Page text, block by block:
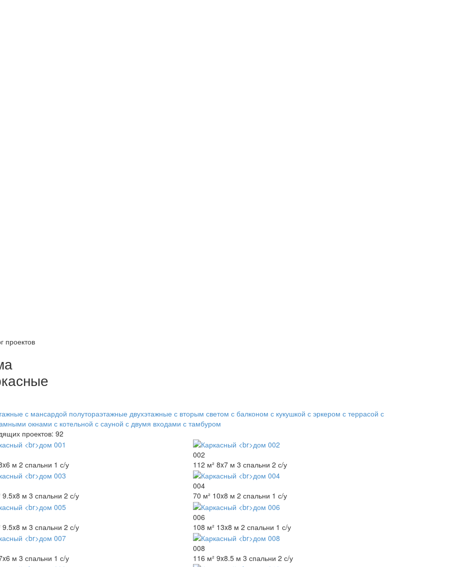
проектов
с мансардой полутораэтажные двухэтажные с вторым светом с балконом с кукушкой с эркером с террасой с
окнами с котельной с сауной с двумя входами с тамбуром
проектов: 92
м 2 спальни 1 с/у
002
112 м² 8x7 м 3 спальни 2 с/у
9.5x8 м 3 спальни 2 с/у
004
70 м² 10x8 м 2 спальни 1 с/у
9.5x8 м 3 спальни 2 с/у
006
108 м² 13x8 м 2 спальни 1 с/у
м 3 спальни 1 с/у
008
116 м² 9x8.5 м 3 спальни 2 с/у